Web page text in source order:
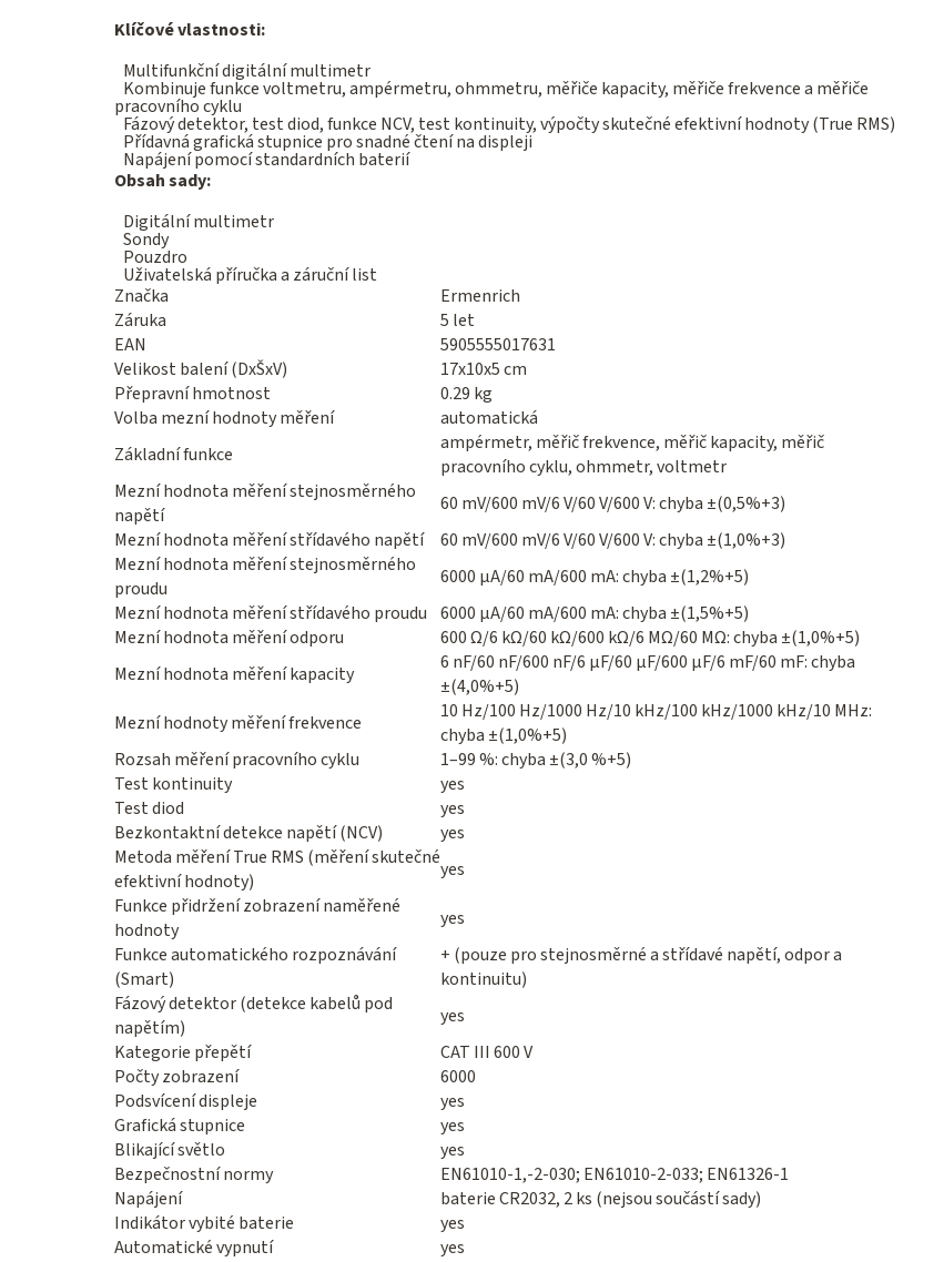
Klíčové vlastnosti:
Multifunkční digitální multimetr
Kombinuje funkce voltmetru, ampérmetru, ohmmetru, měřiče kapacity, měřiče frekvence a měřiče
pracovního cyklu
Fázový detektor, test diod, funkce NCV, test kontinuity, výpočty skutečné efektivní hodnoty (True RMS)
Přídavná grafická stupnice pro snadné čtení na displeji
Napájení pomocí standardních baterií
Obsah sady:
Digitální multimetr
Sondy
Pouzdro
Uživatelská příručka a záruční list
Značka
Ermenrich
Záruka
5 let
EAN
5905555017631
Velikost balení (DxŠxV)
17x10x5 cm
Přepravní hmotnost
0.29 kg
Volba mezní hodnoty měření
automatická
Základní funkce
ampérmetr, měřič frekvence, měřič kapacity, měřič
pracovního cyklu, ohmmetr, voltmetr
Mezní hodnota měření stejnosměrného
napětí
60 mV/600 mV/6 V/60 V/600 V: chyba ±(0,5%+3)
Mezní hodnota měření střídavého napětí
60 mV/600 mV/6 V/60 V/600 V: chyba ±(1,0%+3)
Mezní hodnota měření stejnosměrného
proudu
6000 µA/60 mA/600 mA: chyba ±(1,2%+5)
Mezní hodnota měření střídavého proudu 6000 µA/60 mA/600 mA: chyba ±(1,5%+5)
Mezní hodnota měření odporu
600 Ω/6 kΩ/60 kΩ/600 kΩ/6 MΩ/60 MΩ: chyba ±(1,0%+5)
Mezní hodnota měření kapacity
6 nF/60 nF/600 nF/6 μF/60 μF/600 μF/6 mF/60 mF: chyba
±(4,0%+5)
Mezní hodnoty měření frekvence
10 Hz/100 Hz/1000 Hz/10 kHz/100 kHz/1000 kHz/10 MHz:
chyba ±(1,0%+5)
Rozsah měření pracovního cyklu
1–99 %: chyba ±(3,0 %+5)
Test kontinuity
yes
Test diod
yes
Bezkontaktní detekce napětí (NCV)
yes
Metoda měření True RMS (měření skutečné
efektivní hodnoty)
yes
Funkce přidržení zobrazení naměřené
hodnoty
yes
Funkce automatického rozpoznávání
(Smart)
+ (pouze pro stejnosměrné a střídavé napětí, odpor a
kontinuitu)
Fázový detektor (detekce kabelů pod
napětím)
yes
Kategorie přepětí
CAT III 600 V
Počty zobrazení
6000
Podsvícení displeje
yes
Grafická stupnice
yes
Blikající světlo
yes
Bezpečnostní normy
EN61010-1,-2-030; EN61010-2-033; EN61326-1
Napájení
baterie CR2032, 2 ks (nejsou součástí sady)
Indikátor vybité baterie
yes
Automatické vypnutí
yes